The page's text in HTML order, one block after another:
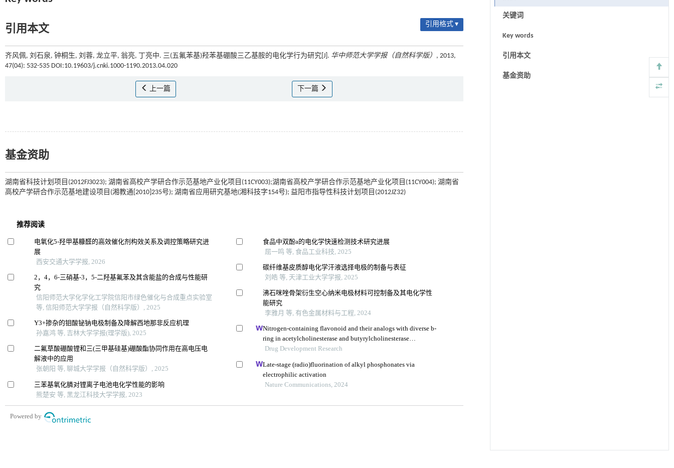
引用本文 引用格式 ▾
齐风佩, 刘石泉, 钟桐生, 刘蓉, 龙立平, 翁亮, 丁亮中. 三(五氟苯基)羟苯基硼酸三乙基胺的电化学行为研究[J]. 华中师范大学学报（自然科学版） , 2013,
47(04): 532-535 DOI:10.19603/j.cnki.1000-1190.2013.04.020
上一篇 下一篇
基金资助
湖南省科技计划项目(2012FJ3023); 湖南省高校产学研合作示范基地产业化项目(11CY003);湖南省高校产学研合作示范基地产业化项目(11CY004); 湖南省
高校产学研合作示范基地建设项目(湘教通[2010]235号); 湖南省应用研究基地(湘科技字154号); 益阳市指导性科技计划项目(2012JZ32)
关键词
Key words
引用本文
基金资助